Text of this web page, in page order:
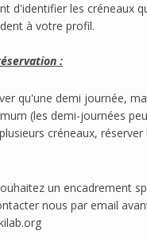
d'identifier les créneaux
à votre profil.
:
qu'une demi journée,
(les demi-journées
créneaux,
un encadrement
nous par email